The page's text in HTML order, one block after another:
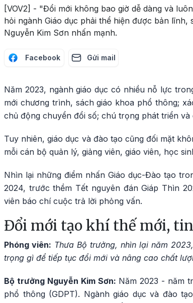
[VOV2] - "Đổi mới không bao giờ dễ dàng và
hỏi ngành Giáo dục phải thể hiện được bản
Nguyễn Kim Sơn nhấn mạnh.
Facebook Gửi mail
Năm 2023, ngành giáo dục có nhiều nỗ lực
mới chương trình, sách giáo khoa phổ thông;
chủ động chuyển đổi số; chú trọng phát triển và
Tuy nhiên, giáo dục và đào tạo cũng đối mặt
mỗi cán bộ quản lý, giảng viên, giáo viên, học
Nhìn lại những điểm nhấn Giáo dục-Đào tạo
2024, trước thềm Tết nguyên đán Giáp Thìn
viên báo chí cuộc trả lời phỏng vấn.
Đổi mới tạo khí thế mới,
Phóng viên: Thưa Bộ trưởng, nhìn lại năm
trọng gì để tiếp tục đổi mới và nâng cao chất
Bộ trưởng Nguyễn Kim Sơn: Năm 2023 - năm
phổ thông (GDPT). Ngành giáo dục và đào